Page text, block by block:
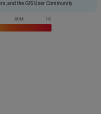
and the GIS User Community